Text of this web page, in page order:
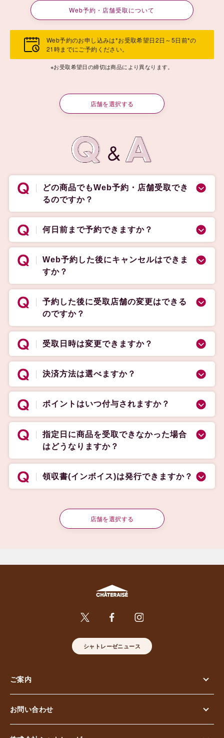
Web予約・店舗受取について
Web予約のお申し込みは*お受取希望日2日～5日前*の
21時までにご予約ください。
※お受取希望日の締切は商品により異なります。
店舗を選択する
どの商品でもWeb予約・店舗受取でき
るのですか？
何日前まで予約できますか？
Web予約した後にキャンセルはできま
すか？
予約した後に受取店舗の変更はできる
のですか？
受取日時は変更できますか？
決済方法は選べますか？
ポイントはいつ付与されますか？
指定日に商品を受取できなかった場合
はどうなりますか？
領収書(インボイス)は発行できますか？
店舗を選択する
シャトレーゼニュース
ご案内
お問い合わせ